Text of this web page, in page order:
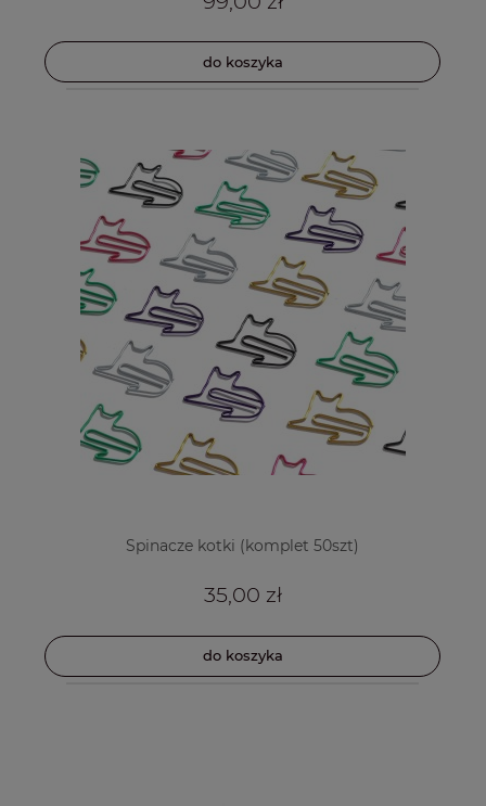
do koszyka
Spinacze kotki (komplet 50szt)
35,00 zł
do koszyka